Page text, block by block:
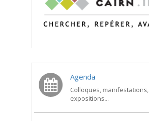
Agenda
Colloques, manifestations,
expositions...